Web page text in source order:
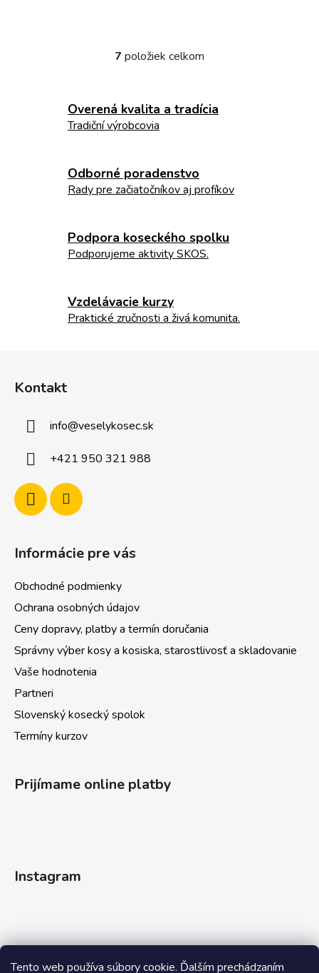
Tento web používa súbory cookie. Ďalším prechádzaním
O
á
d
i
e
v
k
ý
p
7 položiek celkom
Overená kvalita a tradícia
Tradiční výrobcovia
Odborné poradenstvo
Rady pre začiatočníkov aj profíkov
Podpora koseckého spolku
Podporujeme aktivity SKOS.
Vzdelávacie kurzy
Praktické zručnosti a živá komunita.
Kontakt
info@veselykosec.sk
+421 950 321 988
Informácie pre vás
Obchodné podmienky
Ochrana osobných údajov
Ceny dopravy, platby a termín doručania
Správny výber kosy a kosiska, starostlivosť a skladovanie
Vaše hodnotenia
Partneri
Slovenský kosecký spolok
Termíny kurzov
Prijímame online platby
Instagram